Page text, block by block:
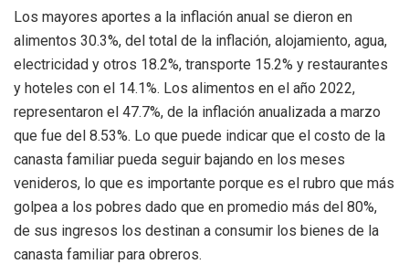
Los mayores aportes a la inflación anual se dieron en
alimentos 30.3%, del total de la inflación, alojamiento, agua,
electricidad y otros 18.2%, transporte 15.2% y restaurantes
y hoteles con el 14.1%. Los alimentos en el año 2022,
representaron el 47.7%, de la inflación anualizada a marzo
que fue del 8.53%. Lo que puede indicar que el costo de la
canasta familiar pueda seguir bajando en los meses
venideros, lo que es importante porque es el rubro que más
golpea a los pobres dado que en promedio más del 80%,
de sus ingresos los destinan a consumir los bienes de la
canasta familiar para obreros.